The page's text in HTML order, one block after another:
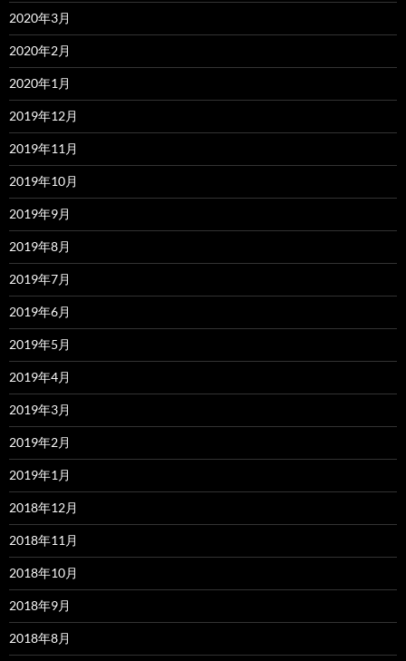
2020年3月
2020年2月
2020年1月
2019年12月
2019年11月
2019年10月
2019年9月
2019年8月
2019年7月
2019年6月
2019年5月
2019年4月
2019年3月
2019年2月
2019年1月
2018年12月
2018年11月
2018年10月
2018年9月
2018年8月